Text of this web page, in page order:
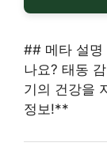
## 메타 설
나요? 태동
기의 건강을
정보!**